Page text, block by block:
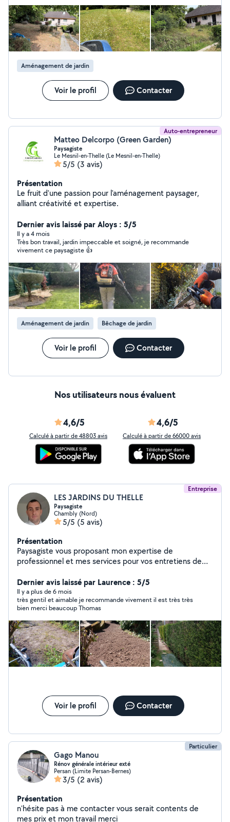
Aménagement de jardin
Voir le profil Contacter
Auto-entrepreneur
Matteo Delcorpo (Green Garden)
Paysagiste
Le Mesnil-en-Thelle (Le Mesnil-en-Thelle)
5/5 (3 avis)
Présentation
Le fruit d'une passion pour l'aménagement paysager,
alliant créativité et expertise.
Dernier avis laissé par Aloys : 5/5
Il y a 4 mois
Très bon travail, jardin impeccable et soigné, je recommande
vivement ce paysagiste 👍
Aménagement de jardin Bêchage de jardin
Voir le profil Contacter
Nos utilisateurs nous évaluent
4,6/5
Calculé à partir de 48803 avis
4,6/5
Calculé à partir de 66000 avis
Entreprise
LES JARDINS DU THELLE
Paysagiste
Chambly (Nord)
5/5 (5 avis)
Présentation
Paysagiste vous proposant mon expertise de
professionnel et mes services pour vos entretiens de
Dernier avis laissé par Laurence : 5/5
Il y a plus de 6 mois
très gentil et aimable je recommande vivement il est très très
bien merci beaucoup Thomas
Voir le profil Contacter
Particulier
Gago Manou
Rénov générale intérieur exté
Persan (Limite Persan-Bernes)
3/5 (2 avis)
Présentation
n'hésite pas à me contacter vous serait contents de
mes prix et mon travail merci